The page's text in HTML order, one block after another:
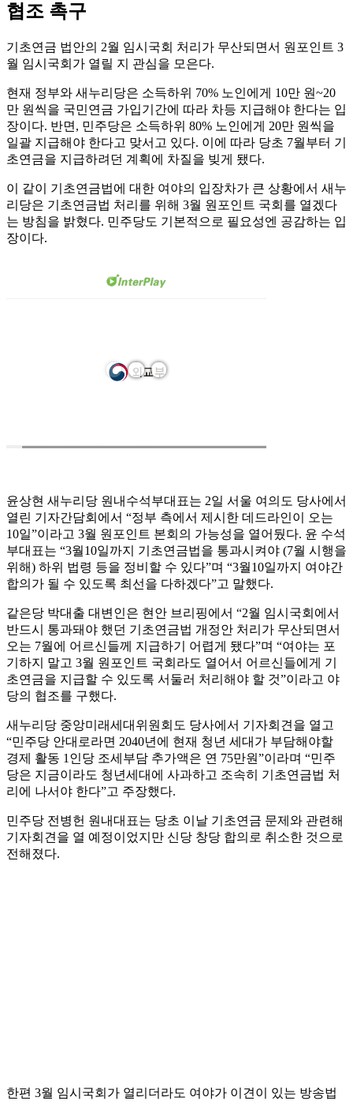
협조 촉구
기초연금 법안의 2월 임시국회 처리가 무산되면서 원포인트 3
월 임시국회가 열릴 지 관심을 모은다.
현재 정부와 새누리당은 소득하위 70% 노인에게 10만 원~20
만 원씩을 국민연금 가입기간에 따라 차등 지급해야 한다는 입
장이다. 반면, 민주당은 소득하위 80% 노인에게 20만 원씩을
일괄 지급해야 한다고 맞서고 있다. 이에 따라 당초 7월부터 기
초연금을 지급하려던 계획에 차질을 빚게 됐다.
이 같이 기초연금법에 대한 여야의 입장차가 큰 상황에서 새누
리당은 기초연금법 처리를 위해 3월 원포인트 국회를 열겠다
는 방침을 밝혔다. 민주당도 기본적으로 필요성엔 공감하는 입
장이다.
윤상현 새누리당 원내수석부대표는 2일 서울 여의도 당사에서
열린 기자간담회에서 “정부 측에서 제시한 데드라인이 오는
10일”이라고 3월 원포인트 본회의 가능성을 열어뒀다. 윤 수석
부대표는 “3월10일까지 기초연금법을 통과시켜야 (7월 시행을
위해) 하위 법령 등을 정비할 수 있다”며 “3월10일까지 여야간
합의가 될 수 있도록 최선을 다하겠다”고 말했다.
같은당 박대출 대변인은 현안 브리핑에서 “2월 임시국회에서
반드시 통과돼야 했던 기초연금법 개정안 처리가 무산되면서
오는 7월에 어르신들께 지급하기 어렵게 됐다”며 “여야는 포
기하지 말고 3월 원포인트 국회라도 열어서 어르신들에게 기
초연금을 지급할 수 있도록 서둘러 처리해야 할 것”이라고 야
당의 협조를 구했다.
새누리당 중앙미래세대위원회도 당사에서 기자회견을 열고
“민주당 안대로라면 2040년에 현재 청년 세대가 부담해야할
경제 활동 1인당 조세부담 추가액은 연 75만원”이라며 “민주
당은 지금이라도 청년세대에 사과하고 조속히 기초연금법 처
리에 나서야 한다”고 주장했다.
민주당 전병헌 원내대표는 당초 이날 기초연금 문제와 관련해
기자회견을 열 예정이었지만 신당 창당 합의로 취소한 것으로
전해졌다.
한편 3월 임시국회가 열리더라도 여야가 이견이 있는 방송법